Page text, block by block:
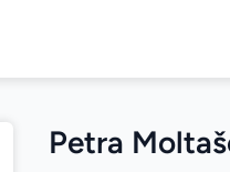
Petra